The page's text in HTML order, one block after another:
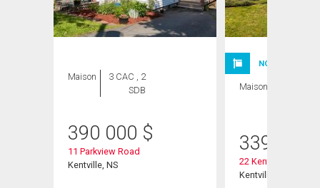
Maison
3 CAC , 2
SDB
390 000 $
11 Parkview Road
Kentville, NS
NOUVELLE
Maison
339 000
22 Kent Road
Kentville, NS